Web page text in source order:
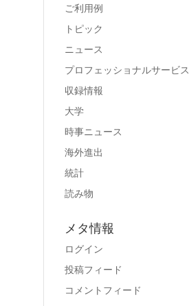
ご利用例
トピック
ニュース
プロフェッショナルサービス
収録情報
大学
時事ニュース
海外進出
統計
読み物
メタ情報
ログイン
投稿フィード
コメントフィード